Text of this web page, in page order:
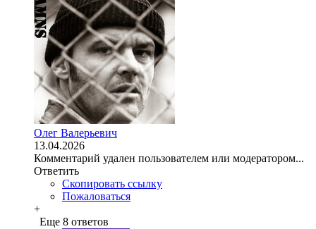
Олег Валерьевич
13.04.2026
Комментарий удален пользователем или модератором...
Ответить
Скопировать ссылку
Пожаловаться
+
Еще 8 ответов